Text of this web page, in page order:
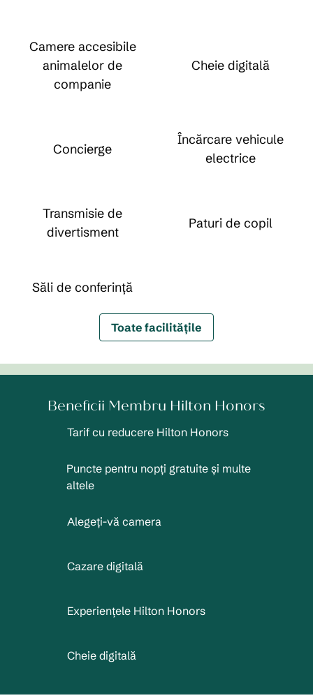
Camere accesibile
animalelor de
companie
Cheie digitală
Concierge
Încărcare vehicule
electrice
Transmisie de
divertisment
Paturi de copil
Săli de conferință
Toate facilitățile
Beneficii Membru Hilton Honors
Tarif cu reducere Hilton Honors
Puncte pentru nopți gratuite și multe
altele
Alegeți-vă camera
Cazare digitală
Experiențele Hilton Honors
Cheie digitală